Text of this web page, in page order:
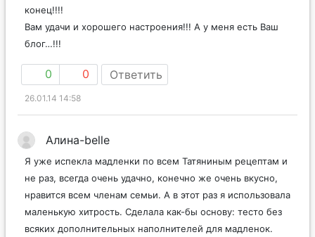
конец!!!!
Вам удачи и хорошего настроения!!! А у меня есть Ваш
блог…!!!
0 0 Ответить
26.01.14 14:58
Алина-belle
Я уже испекла мадленки по всем Татяниным рецептам и
не раз, всегда очень удачно, конечно же очень вкусно,
нравится всем членам семьи. А в этот раз я использовала
маленькую хитрость. Сделала как-бы основу: тесто без
всяких дополнительных наполнителей для мадленок.